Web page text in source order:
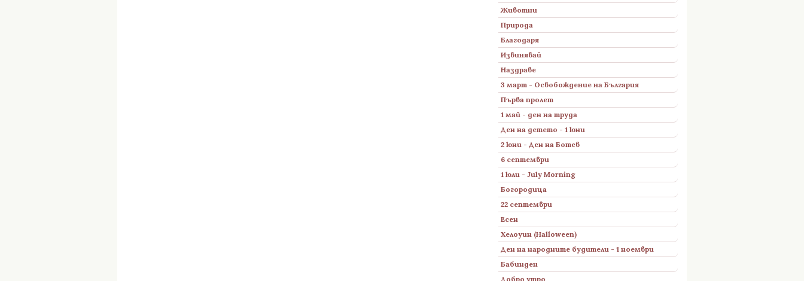
Животни
Природа
Благодаря
Извинявай
Наздраве
3 март - Освобождение на България
Първа пролет
1 май - ден на труда
Ден на детето - 1 юни
2 юни - Ден на Ботев
6 септември
1 юли - July Morning
Богородица
22 септември
Есен
Хелоуин (Halloween)
Ден на народните будители - 1 ноември
Бабинден
Добро утро